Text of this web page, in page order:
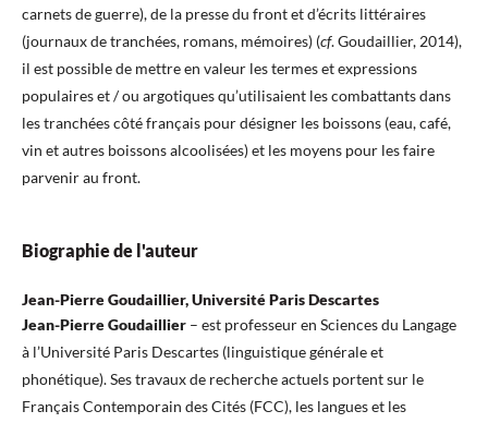
carnets de guerre), de la presse du front et d’écrits littéraires
(journaux de tranchées, romans, mémoires) (cf. Goudaillier, 2014),
il est possible de mettre en valeur les termes et expressions
populaires et / ou argotiques qu’utilisaient les combattants dans
les tranchées côté français pour désigner les boissons (eau, café,
vin et autres boissons alcoolisées) et les moyens pour les faire
parvenir au front.
Biographie de l'auteur
Jean-Pierre Goudaillier, Université Paris Descartes
Jean-PierreGoudaillier – est professeur en Sciences du Langage
à l’Université Paris Descartes (linguistique générale et
phonétique). Ses travaux de recherche actuels portent sur le
Français Contemporain des Cités (FCC), les langues et les